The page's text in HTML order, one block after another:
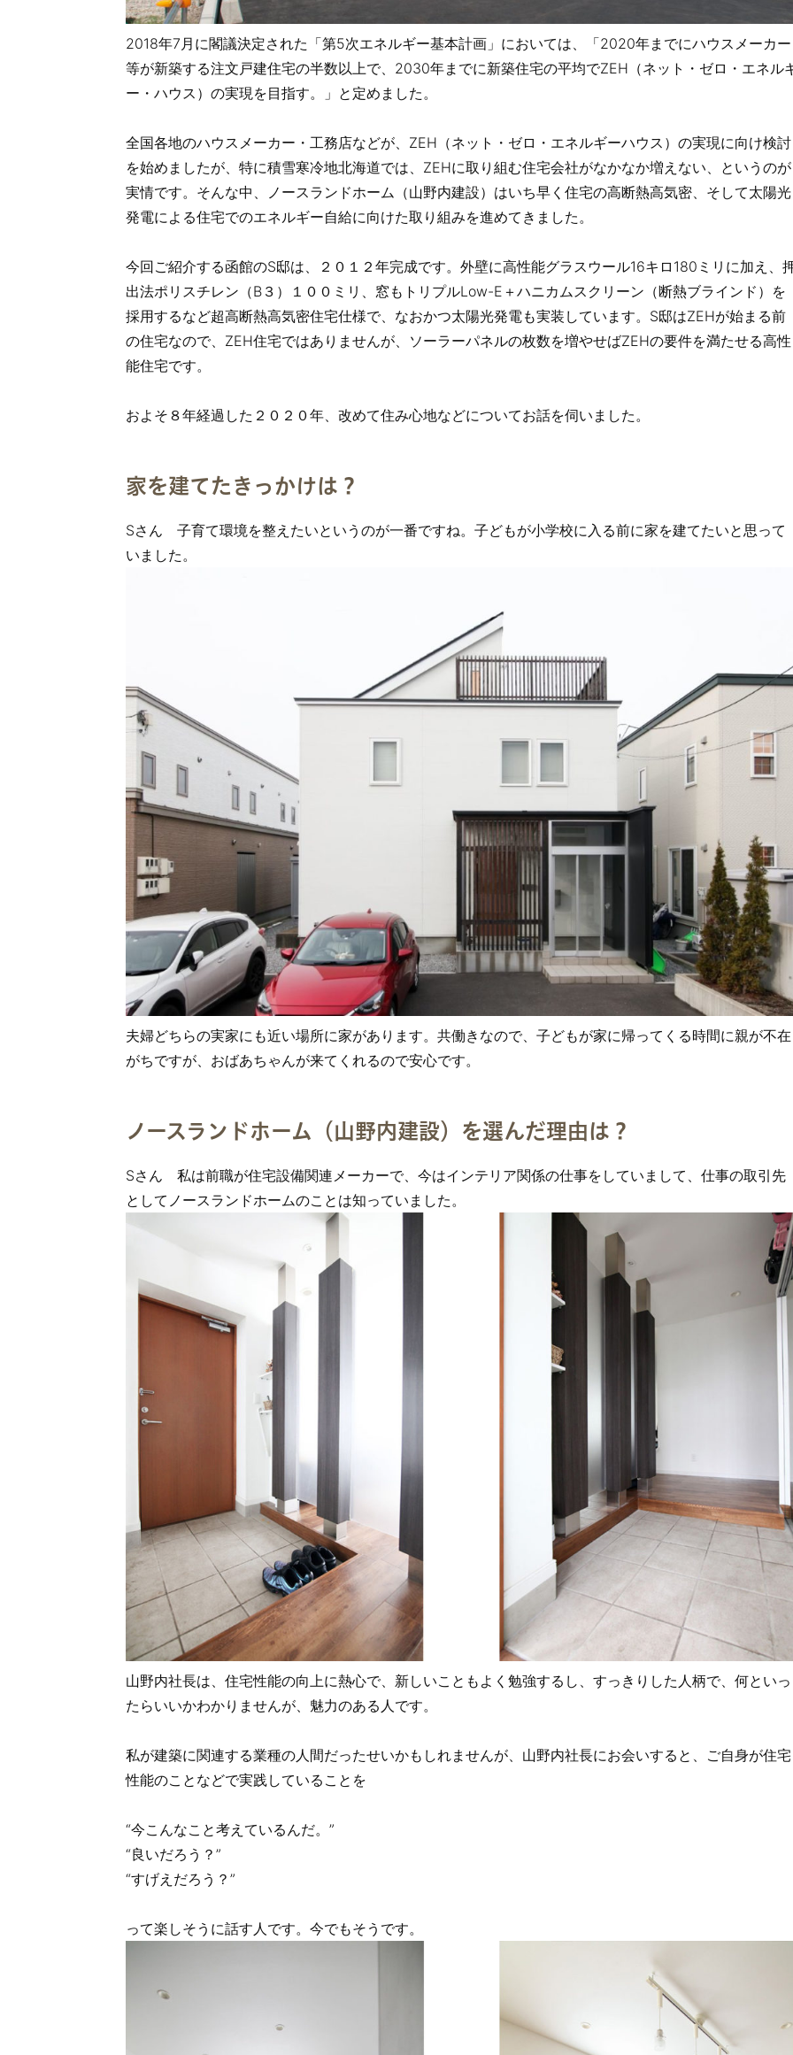
2018年7月に閣議決定された「第5次エネルギー基本計画」においては、「2020年までにハウスメーカー
等が新築する注文戸建住宅の半数以上で、2030年までに新築住宅の平均でZEH（ネット・ゼロ・エネル
ー・ハウス）の実現を目指す。」と定めました。
全国各地のハウスメーカー・工務店などが、ZEH（ネット・ゼロ・エネルギーハウス）の実現に向け検討
を始めましたが、特に積雪寒冷地北海道では、ZEHに取り組む住宅会社がなかなか増えない、というのが
実情です。そんな中、ノースランドホーム（山野内建設）はいち早く住宅の高断熱高気密、そして太陽光
発電による住宅でのエネルギー自給に向けた取り組みを進めてきました。
今回ご紹介する函館のS邸は、２０１２年完成です。外壁に高性能グラスウール16キロ180ミリに加え、
出法ポリスチレン（B３）１００ミリ、窓もトリプルLow-E＋ハニカムスクリーン（断熱ブラインド）を
採用するなど超高断熱高気密住宅仕様で、なおかつ太陽光発電も実装しています。S邸はZEHが始まる前
の住宅なので、ZEH住宅ではありませんが、ソーラーパネルの枚数を増やせばZEHの要件を満たせる高性
能住宅です。
およそ８年経過した２０２０年、改めて住み心地などについてお話を伺いました。
家を建てたきっかけは？
Sさん 子育て環境を整えたいというのが一番ですね。子どもが小学校に入る前に家を建てたいと思って
いました。
夫婦どちらの実家にも近い場所に家があります。共働きなので、子どもが家に帰ってくる時間に親が不在
がちですが、おばあちゃんが来てくれるので安心です。
ノースランドホーム（山野内建設）を選んだ理由は？
Sさん 私は前職が住宅設備関連メーカーで、今はインテリア関係の仕事をしていまして、仕事の取引先
としてノースランドホームのことは知っていました。
山野内社長は、住宅性能の向上に熱心で、新しいこともよく勉強するし、すっきりした人柄で、何といっ
たらいいかわかりませんが、魅力のある人です。
私が建築に関連する業種の人間だったせいかもしれませんが、山野内社長にお会いすると、ご自身が住宅
性能のことなどで実践していることを
“今こんなこと考えているんだ。”
“良いだろう？”
“すげえだろう？”
って楽しそうに話す人です。今でもそうです。